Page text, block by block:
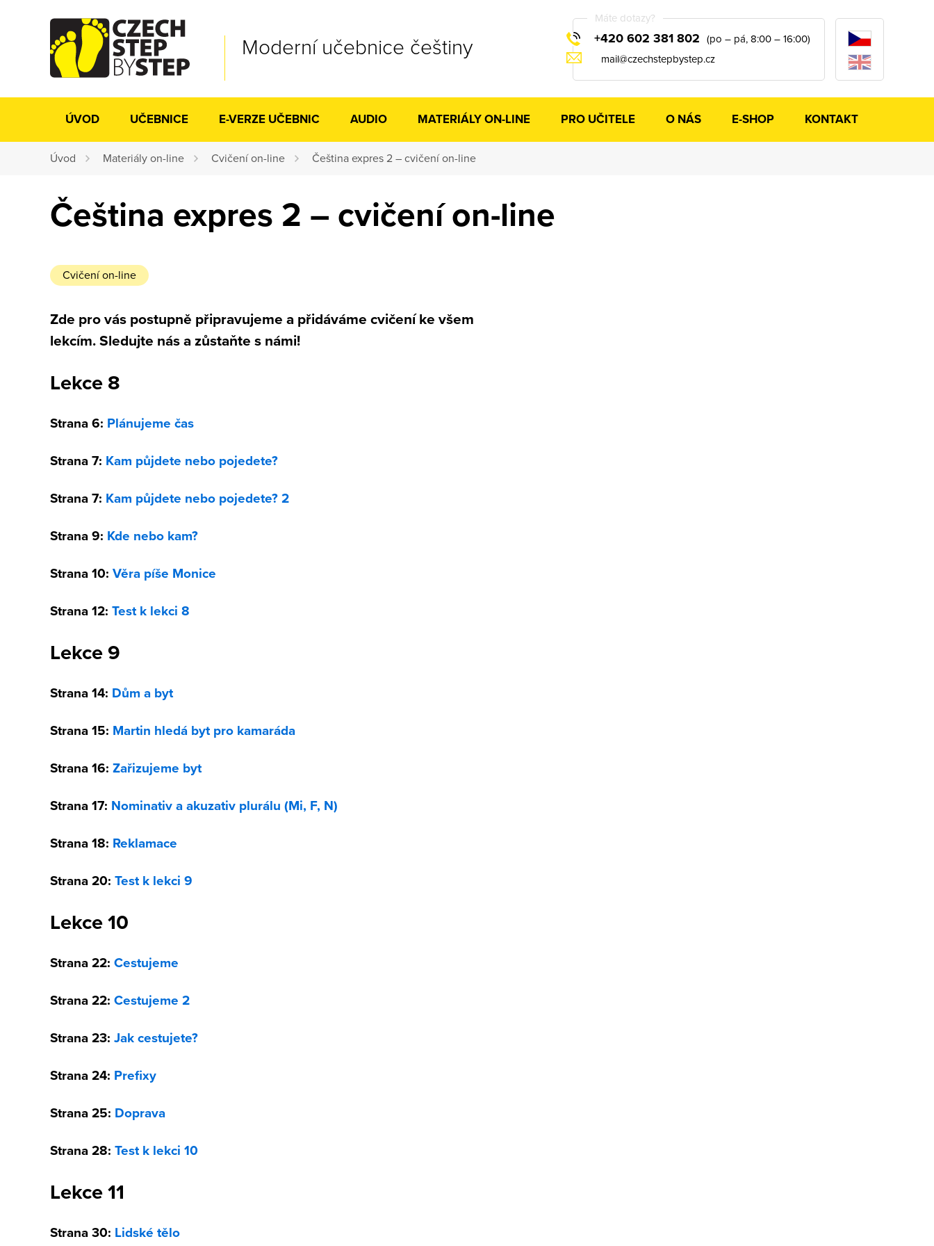
Moderní učebnice češtiny
Máte dotazy?
+420 602 381 802
(po – pá, 8:00 – 16:00)
mail@czechstepbystep.cz
ÚVOD UČEBNICE E-VERZE UČEBNIC AUDIO MATERIÁLY ON-LINE PRO UČITELE O NÁS E-SHOP KONTAKT
Úvod Materiály on-line Cvičení on-line Čeština expres 2 – cvičení on-line
Čeština expres 2 – cvičení on-line
Cvičení on-line
Zde pro vás postupně připravujeme a přidáváme cvičení ke všem
lekcím. Sledujte nás a zůstaňte s námi!
Lekce 8
Strana 6: Plánujeme čas
Strana 7: Kam půjdete nebo pojedete?
Strana 7: Kam půjdete nebo pojedete? 2
Strana 9: Kde nebo kam?
Strana 10: Věra píše Monice
Strana 12: Test k lekci 8
Lekce 9
Strana 14: Dům a byt
Strana 15: Martin hledá byt pro kamaráda
Strana 16: Zařizujeme byt
Strana 17: Nominativ a akuzativ plurálu (Mi, F, N)
Strana 18: Reklamace
Strana 20: Test k lekci 9
Lekce 10
Strana 22: Cestujeme
Strana 22: Cestujeme 2
Strana 23: Jak cestujete?
Strana 24: Prefixy
Strana 25: Doprava
Strana 28: Test k lekci 10
Lekce 11
Strana 30: Lidské tělo